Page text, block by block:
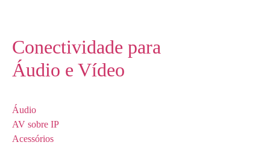
Conectividade para
Áudio e Vídeo
Áudio
AV sobre IP
Acessórios